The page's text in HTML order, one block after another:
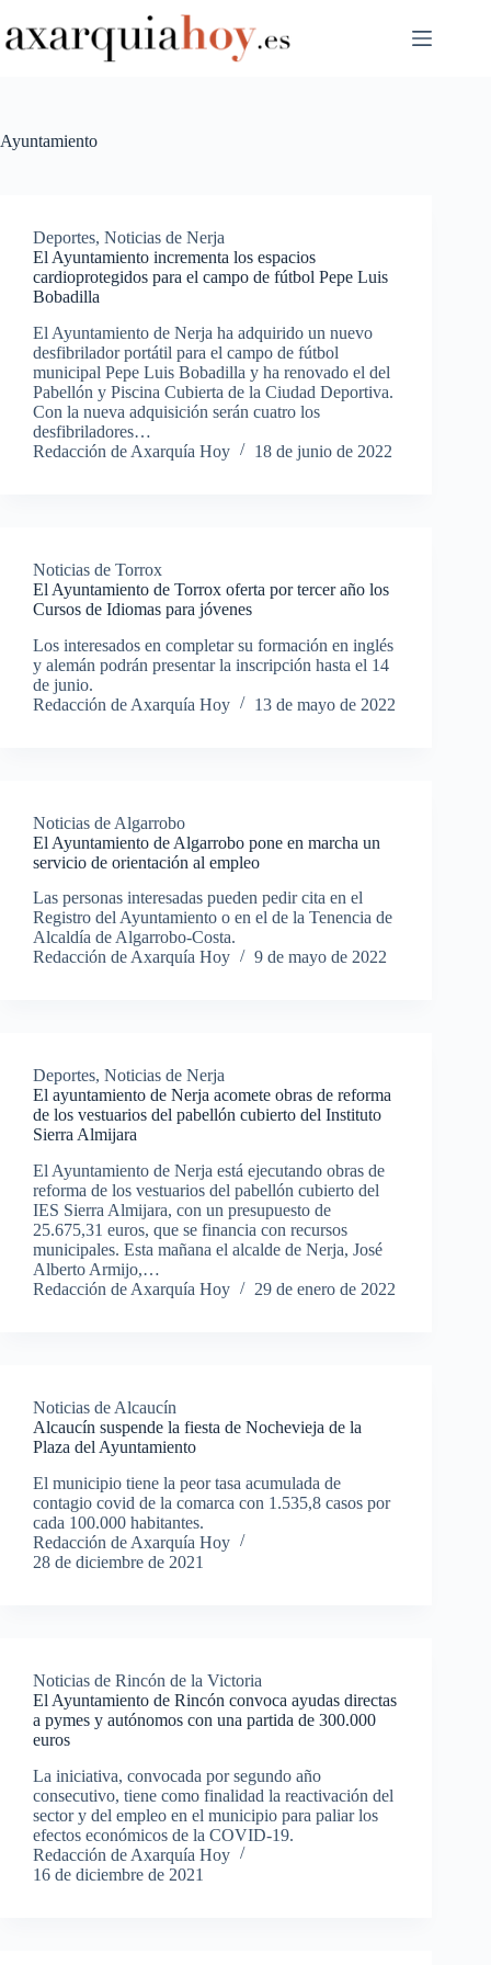
al
contenido
Ayuntamiento
Deportes, Noticias de Nerja
El Ayuntamiento incrementa los espacios
cardioprotegidos para el campo de fútbol Pepe Luis
Bobadilla
El Ayuntamiento de Nerja ha adquirido un nuevo
desfibrilador portátil para el campo de fútbol
municipal Pepe Luis Bobadilla y ha renovado el del
Pabellón y Piscina Cubierta de la Ciudad Deportiva.
Con la nueva adquisición serán cuatro los
desfibriladores…
Redacción de Axarquía Hoy
18 de junio de 2022
Noticias de Torrox
El Ayuntamiento de Torrox oferta por tercer año los
Cursos de Idiomas para jóvenes
Los interesados en completar su formación en inglés
y alemán podrán presentar la inscripción hasta el 14
de junio.
Redacción de Axarquía Hoy
13 de mayo de 2022
Noticias de Algarrobo
El Ayuntamiento de Algarrobo pone en marcha un
servicio de orientación al empleo
Las personas interesadas pueden pedir cita en el
Registro del Ayuntamiento o en el de la Tenencia de
Alcaldía de Algarrobo-Costa.
Redacción de Axarquía Hoy
9 de mayo de 2022
Deportes, Noticias de Nerja
El ayuntamiento de Nerja acomete obras de reforma
de los vestuarios del pabellón cubierto del Instituto
Sierra Almijara
El Ayuntamiento de Nerja está ejecutando obras de
reforma de los vestuarios del pabellón cubierto del
IES Sierra Almijara, con un presupuesto de
25.675,31 euros, que se financia con recursos
municipales. Esta mañana el alcalde de Nerja, José
Alberto Armijo,…
Redacción de Axarquía Hoy
29 de enero de 2022
Noticias de Alcaucín
Alcaucín suspende la fiesta de Nochevieja de la
Plaza del Ayuntamiento
El municipio tiene la peor tasa acumulada de
contagio covid de la comarca con 1.535,8 casos por
cada 100.000 habitantes.
Redacción de Axarquía Hoy
28 de diciembre de 2021
Noticias de Rincón de la Victoria
El Ayuntamiento de Rincón convoca ayudas directas
a pymes y autónomos con una partida de 300.000
euros
La iniciativa, convocada por segundo año
consecutivo, tiene como finalidad la reactivación del
sector y del empleo en el municipio para paliar los
efectos económicos de la COVID-19.
Redacción de Axarquía Hoy
16 de diciembre de 2021